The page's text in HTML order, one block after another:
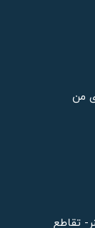
من
تقاطع